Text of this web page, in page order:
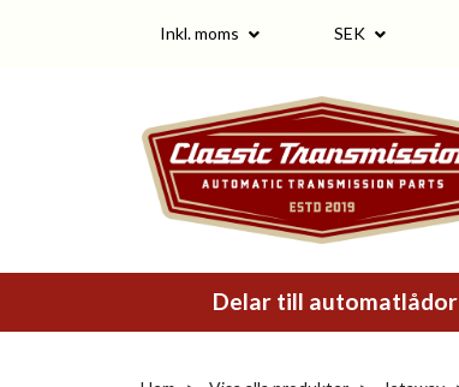
Inkl. moms SEK
Delar till automatlådor